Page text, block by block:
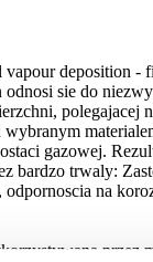
deposition -
sie do
polegajacej
gazowej.
bardzo trwaly:
na
przez